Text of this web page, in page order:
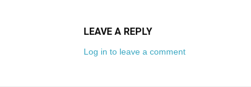
LEAVE A REPLY
Log in to leave a comment